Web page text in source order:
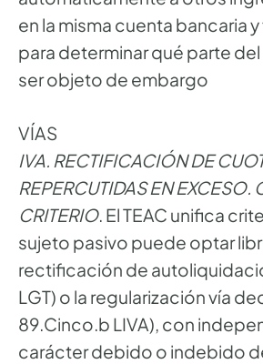
en la misma cuenta bancaria
para determinar qué parte
ser objeto de embargo
VÍAS
IVA. RECTIFICACIÓN DE
REPERCUTIDAS EN EXCESO.
CRITERIO. El TEAC unifica
sujeto pasivo puede optar
rectificación de
LGT) o la regularización vía
89.Cinco.b LIVA), con
carácter debido o indebido